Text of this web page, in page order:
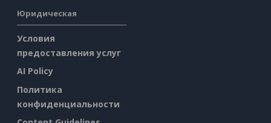
Юридическая
Условия
предоставления услуг
AI Policy
Политика
конфиденциальности